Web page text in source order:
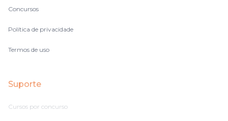
Concursos
Política de privacidade
Termos de uso
Suporte
Cursos por concurso